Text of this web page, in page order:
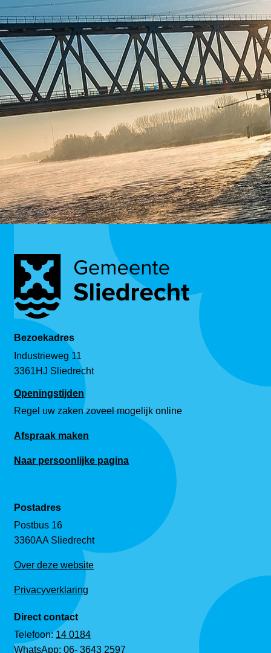
Bezoekadres
Industrieweg 11
3361HJ Sliedrecht
Openingstijden
Regel uw zaken zoveel mogelijk online
Afspraak maken
Naar persoonlijke pagina
Postadres
Postbus 16
3360AA Sliedrecht
Over deze website
Privacyverklaring
Direct contact
Telefoon:14 0184
WhatsApp:06- 3643 2597